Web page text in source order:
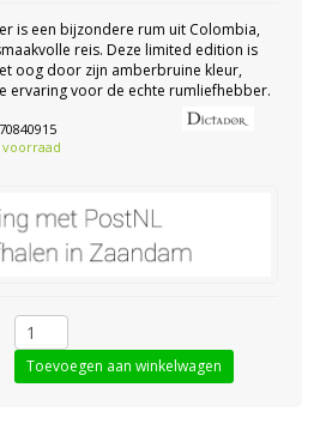
is een bijzondere rum uit Colombia,
reis. Deze limited edition is
oog door zijn amberbruine kleur,
ervaring voor de echte rumliefhebber.
Toevoegen aan winkelwagen